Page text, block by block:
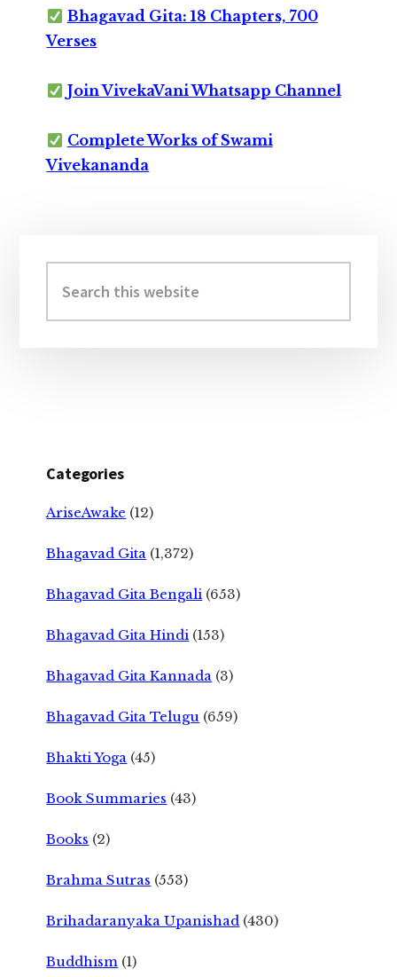
Bhagavad Gita: 18 Chapters, 700
Verses
Join VivekaVani Whatsapp Channel
Complete Works of Swami
Vivekananda
Sidebar
this
website
Categories
AriseAwake (12)
Bhagavad Gita (1,372)
Bhagavad Gita Bengali (653)
Bhagavad Gita Hindi (153)
Bhagavad Gita Kannada (3)
Bhagavad Gita Telugu (659)
Bhakti Yoga (45)
Book Summaries (43)
Books (2)
Brahma Sutras (553)
Brihadaranyaka Upanishad (430)
Buddhism (1)